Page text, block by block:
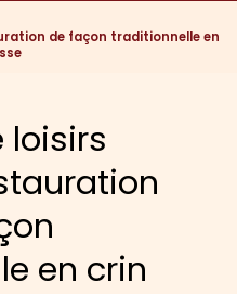
de façon traditionnelle en
loisirs
en crin